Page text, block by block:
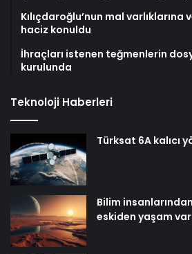
Kılıçdaroğlu’nun mal
haciz konuldu
İhraçları istenen teğmenlerin
kurulunda
Teknoloji Haberleri
Türksat 6A kalıcı
Bilim
eskiden yaşam var